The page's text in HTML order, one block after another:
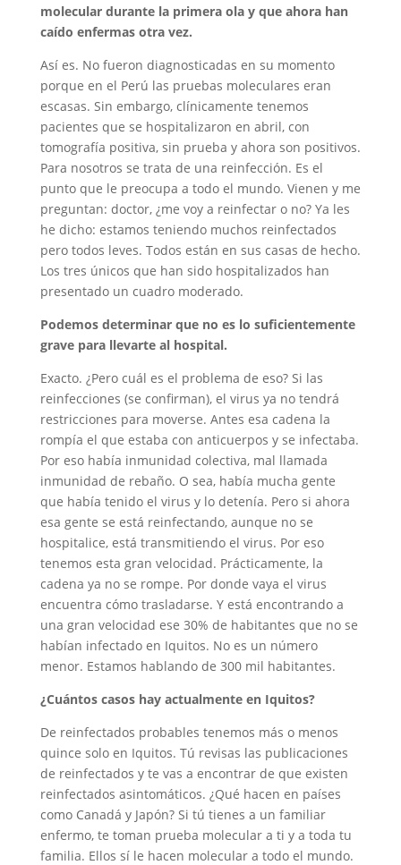
molecular durante la primera ola y que ahora han
caído enfermas otra vez.
Así es. No fueron diagnosticadas en su momento
porque en el Perú las pruebas moleculares eran
escasas. Sin embargo, clínicamente tenemos
pacientes que se hospitalizaron en abril, con
tomografía positiva, sin prueba y ahora son positivos.
Para nosotros se trata de una reinfección. Es el
punto que le preocupa a todo el mundo. Vienen y me
preguntan: doctor, ¿me voy a reinfectar o no? Ya les
he dicho: estamos teniendo muchos reinfectados
pero todos leves. Todos están en sus casas de hecho.
Los tres únicos que han sido hospitalizados han
presentado un cuadro moderado.
Podemos determinar que no es lo suficientemente
grave para llevarte al hospital.
Exacto. ¿Pero cuál es el problema de eso? Si las
reinfecciones (se confirman), el virus ya no tendrá
restricciones para moverse. Antes esa cadena la
rompía el que estaba con anticuerpos y se infectaba.
Por eso había inmunidad colectiva, mal llamada
inmunidad de rebaño. O sea, había mucha gente
que había tenido el virus y lo detenía. Pero si ahora
esa gente se está reinfectando, aunque no se
hospitalice, está transmitiendo el virus. Por eso
tenemos esta gran velocidad. Prácticamente, la
cadena ya no se rompe. Por donde vaya el virus
encuentra cómo trasladarse. Y está encontrando a
una gran velocidad ese 30% de habitantes que no se
habían infectado en Iquitos. No es un número
menor. Estamos hablando de 300 mil habitantes.
¿Cuántos casos hay actualmente en Iquitos?
De reinfectados probables tenemos más o menos
quince solo en Iquitos. Tú revisas las publicaciones
de reinfectados y te vas a encontrar de que existen
reinfectados asintomáticos. ¿Qué hacen en países
como Canadá y Japón? Si tú tienes a un familiar
enfermo, te toman prueba molecular a ti y a toda tu
familia. Ellos sí le hacen molecular a todo el mundo.